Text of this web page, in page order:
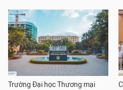
Trường Đại học Thương mại